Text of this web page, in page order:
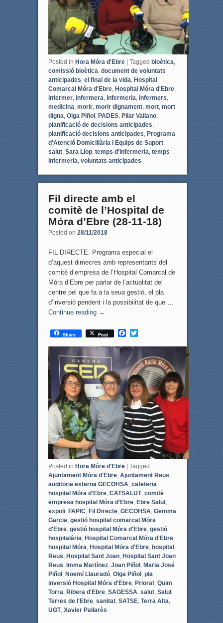
Posted in Hora Móra d'Ebre Tagged bioètica,
comissió bioètica, document de voluntats
anticipades, el final de la vida, Hospital
Comarcal Móra d'Ebre, Hospital Móra d'Ebre,
infermer, infermera, infermeria, infermers,
medicina, morir, morir dignament, mort, mort
digna, Olga Piñol , PADES, Pilar Vallano,
planificació de decisions anticipades,
planificació decisions anticipades, Programa
d'Atenció Domiciliària i Equips de Suport,
salut, Sara Llop, temps d'infermeria, temps
infermeria, voluntats anticipades
Fil directe amb el
comitè de l’Hospital de
Móra d’Ebre (28-11-18)
Posted on 28/11/2018
FIL DIRECTE. Programa especial el
d’aquest dimecres amb representants del
comitè d’empresa de l’Hospital Comarcal de
Móra d’Ebre per parlar de l’actualitat del
centre pel que fa a la seua gestió, el pla
d’inversió pendent i la possibilitat de que …
Continue reading →
Share Post
F
c
e
b
o
o
k
T
i
t
e
r
Posted in Hora Móra d'Ebre | Tagged
Ajuntament Móra d'Ebre, Ajuntament Reus
auditoria externa GECOHSA cafeteria
hospital Móra d'Ebre, CATSALUT, comitè
empresa hospital Móra d'Ebre, Ebre Salut,
expoli, FAPIC Fil Directe, GECOHSA Gemma
Garcia gestió hospital comarcal Móra
d'Ebre, gestió hospital Móra d'Ebre, gestió
hospitalària Hospital Comarcal Móra d'Ebre,
hospital Móra Hospital Móra d'Ebre, hospital
Reus Hospital Sant Joan, Hospital Sant Joan
Reus Imma Martínez, Joan Piñol, Maria José
Piñol, Noemí Llauradó, Olga Piñol, pla
inversió Hospital Móra d'Ebre, Priorat, Quim
Torra Ribera d'Ebre, SAGESSA salut, Salut
Terres de l'Ebre, sanitat, SATSE, Terra Alta
UGT, Xavier Pallarès